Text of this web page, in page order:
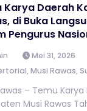
Karya Daerah
di Buka
Pengurus
Mei 31, 2026
, Musi Rawas,
– Temu
Musi Rawas